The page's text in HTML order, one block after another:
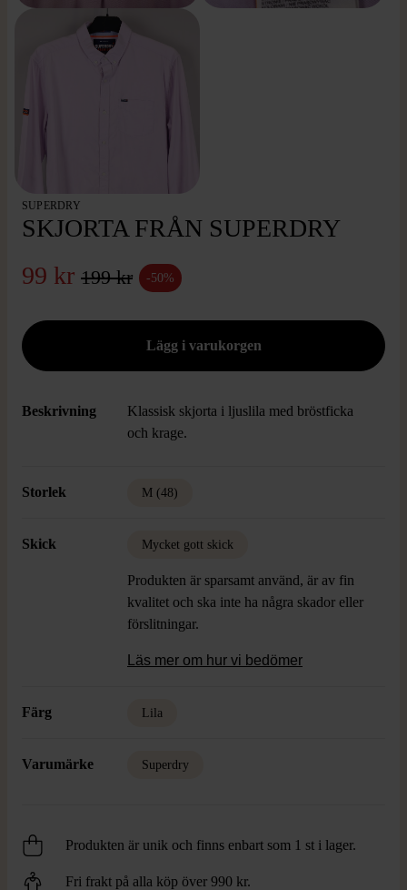
SUPERDRY
SKJORTA FRÅN SUPERDRY
99 kr 199 kr -50%
Beskrivning
Klassisk skjorta i ljuslila med bröstficka
och krage.
Storlek M (48)
Skick Mycket gott skick
Produkten är sparsamt använd, är av fin
kvalitet och ska inte ha några skador eller
förslitningar.
Läs mer om hur vi bedömer
Färg Lila
Varumärke Superdry
Produkten är unik och finns enbart som 1 st i lager.
Fri frakt på alla köp över 990 kr.